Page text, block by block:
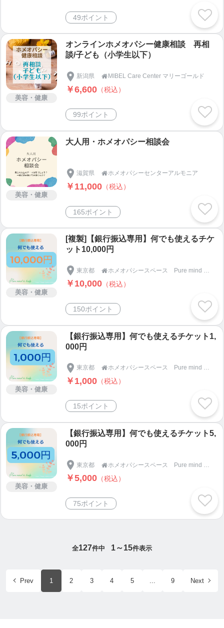
49ポイント
美容・健康
オンラインホメオパシー健康相談 再相
談/子ども（小学生以下）
新潟県  MIBEL Care Center マリーゴールド
￥6,600 （税込）
99ポイント
美容・健康
大人用・ホメオパシー相談会
滋賀県 ホメオパシーセンターアルモニア
￥11,000 （税込）
165ポイント
美容・健康
[複製]【銀行振込専用】何でも使えるチケ
ット10,000円
東京都 
￥10,000 （税込）
150ポイント
美容・健康
【銀行振込専用】何でも使えるチケット1,
000円
東京都  ホメオパシースペース Pure mind and body
￥1,000 （税込）
15ポイント
美容・健康
【銀行振込専用】何でも使えるチケット5,
000円
東京都 
￥5,000 （税込）
75ポイント
全127件中 1～15件表示
Prev 1 2 3 4 5 9 Next